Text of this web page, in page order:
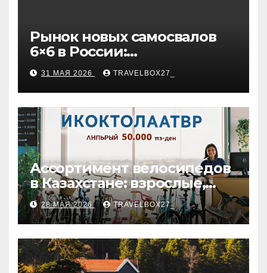
Рынок новых самосвалов
6×6 в России:
характеристики и цены
31 МАЯ 2026 TRAVELBOX27_
Ассортимент велосипедов
в Казахстане: взрослые,
детские и городские
модели, ценовые
категории и варианты
рассрочки
28 МАЯ 2026 TRAVELBOX27_